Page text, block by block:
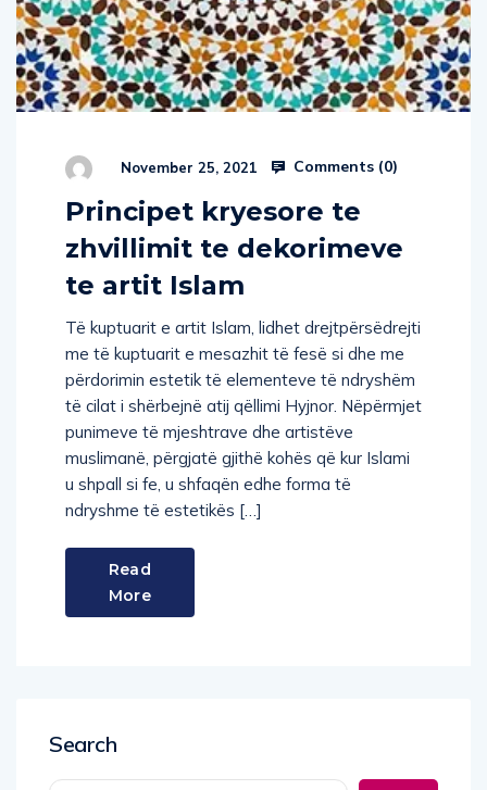
November 25, 2021 Comments (0)
Principet kryesore te
zhvillimit te dekorimeve
te artit Islam
Të kuptuarit e artit Islam, lidhet drejtpërsëdrejti
me të kuptuarit e mesazhit të fesë si dhe me
përdorimin estetik të elementeve të ndryshëm
të cilat i shërbejnë atij qëllimi Hyjnor. Nëpërmjet
punimeve të mjeshtrave dhe artistëve
muslimanë, përgjatë gjithë kohës që kur Islami
u shpall si fe, u shfaqën edhe forma të
ndryshme të estetikës […]
Read
More
Search